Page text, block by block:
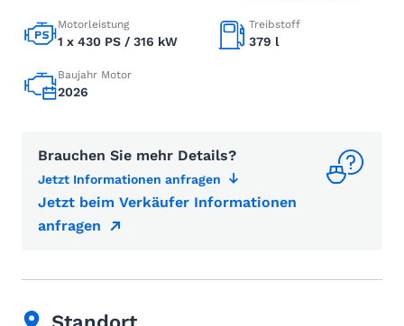
Motorleistung
1 x 430 PS / 316 kW
Treibstoff
379 l
Baujahr Motor
2026
Brauchen Sie mehr Details?
Jetzt Informationen anfragen
Jetzt beim Verkäufer Informationen
anfragen